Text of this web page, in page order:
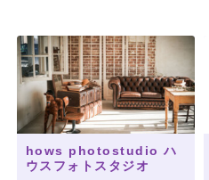
hows photostudio ハ
ウスフォトスタジオ